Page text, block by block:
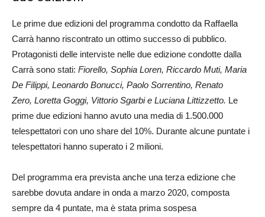
Le prime due edizioni del programma condotto da Raffaella
Carrà hanno riscontrato un ottimo successo di pubblico.
Protagonisti delle interviste nelle due edizione condotte dalla
Carrà sono stati: Fiorello, Sophia Loren, Riccardo Muti, Maria
De Filippi, Leonardo Bonucci, Paolo Sorrentino, Renato
Zero, Loretta Goggi, Vittorio Sgarbi e Luciana Littizzetto. Le
prime due edizioni hanno avuto una media di 1.500.000
telespettatori con uno share del 10%. Durante alcune puntate i
telespettatori hanno superato i 2 milioni.
Del programma era prevista anche una terza edizione che
sarebbe dovuta andare in onda a marzo 2020, composta
sempre da 4 puntate, ma è stata prima sospesa